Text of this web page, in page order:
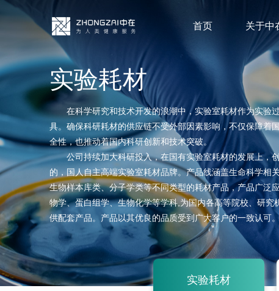
首页 关于中
实验耗材
在科学研究和技术开发的浪潮中，实验室耗材作为实验
具。确保科研耗材的供应链不受外部因素影响，不仅保障着
全性，也推动着国内科研创新和技术突破。
公司持续加大科研投入，在国有实验室耗材的发展上，
的，国人自主高端实验室耗材品牌。产品线涵盖生命科学相
生物样本库类、分子学类等不同类型的耗材产品，产品广泛
物学、蛋白组学、生物化学等学科,为国内各高等院校、研究
供配套产品。产品以其优良的品质受到广大客户的一致认可
实验耗材